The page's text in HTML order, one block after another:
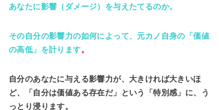
あなたに影響（ダメージ）を与えたてるのか。
その自分の影響力の如何によって、元カノ自身の「価値
の高低」を計ります。
自分のあなたに与える影響力が、大きければ大きいほ
ど、「自分は価値ある存在だ」という「特別感」に、う
っとり浸ります。